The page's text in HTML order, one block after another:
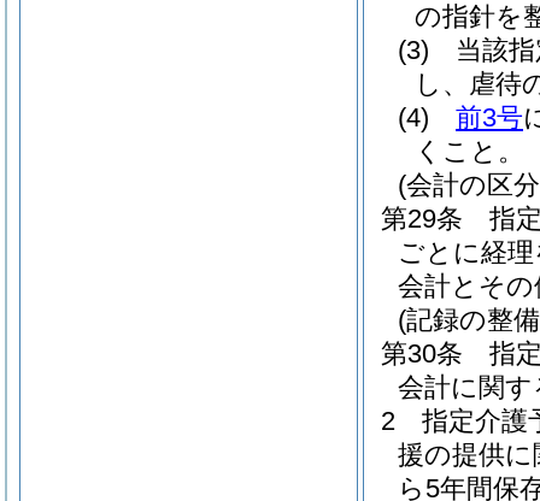
の指針を
(3)
当該
し、虐待
(4)
前3号
くこと。
(会計の区
第29条
指
ごとに経
会計とそ
(記録の整
第30条
指
会計に関
2
指定介護
援の提供
ら5年間保